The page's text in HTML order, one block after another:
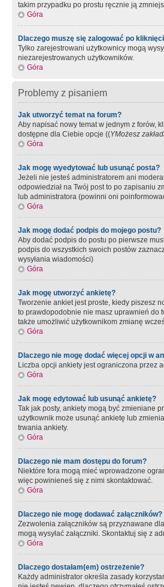
takim przypadku po prostu ręcznie ją
Góra
Dlaczego muszę się zalogować po
Tylko zarejestrowani użytkownicy mogą
niezarejestrowanych użytkowników.
Góra
Problemy z pisaniem
Jak utworzyć temat na forum?
Aby napisać nowy temat w jednym z forów,
dostępne dla Ciebie opcje ((YMożesz
Góra
Jak mogę wyedytować lub usunąć posta?
Jeżeli nie jesteś administratorem ani
odpowiedział na Twój post to po zapisaniu
lub administratora (powinni oni
Góra
Jak mogę dodać podpis do mojego postu?
Aby dodać podpis do postu po pierwsze
podpis do wszystkich swoich postów
wysyłania wiadomości)
Góra
Jak mogę utworzyć ankietę?
Tworzenie ankiet jest proste, kiedy piszesz
to prawdopodobnie nie masz uprawnień do
także umożliwić użytkownikom zmianę
Góra
Dlaczego nie mogę dodać więcej opcji w
Liczba opcji ankiety jest ograniczona przez
Góra
Jak mogę edytować lub usunąć ankietę?
Tak jak posty, ankiety mogą być zmieniane
użytkownik może usunąć ankietę lub
trwania ankiety.
Góra
Dlaczego nie mam dostępu do forum?
Niektóre fora mogą mieć wprowadzone
więc powinieneś się z nimi skontaktować.
Góra
Dlaczego nie mogę dodawać załączników?
Zezwolenia załączników są przyznawane
mogą wysyłać załączniki. Skontaktuj się z
Góra
Dlaczego dostałam(em) ostrzeżenie?
Każdy administrator określa zasady